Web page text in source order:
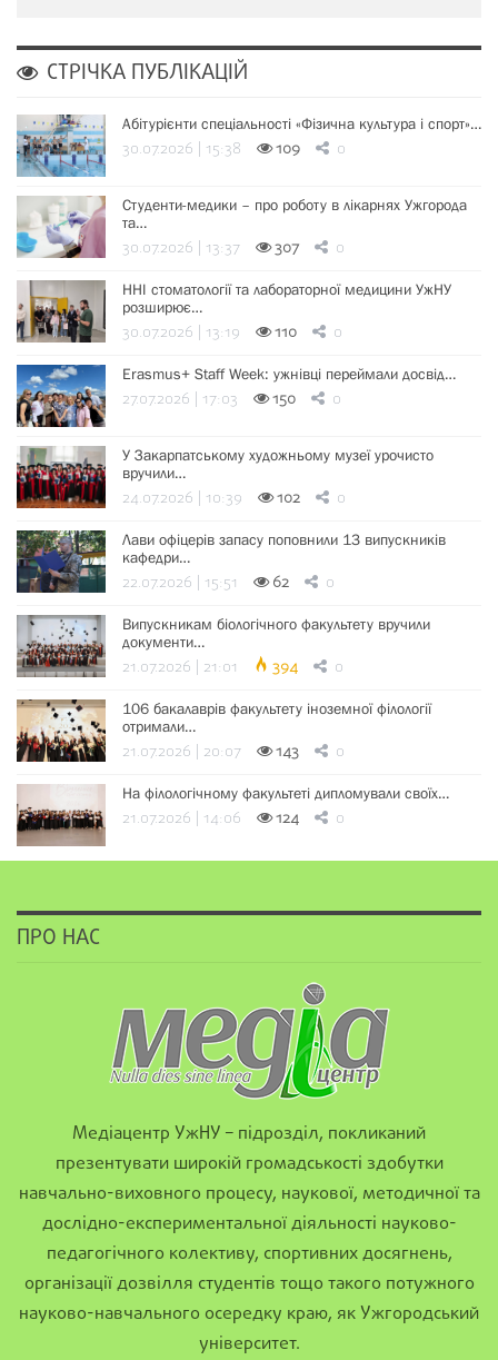
СТРІЧКА ПУБЛІКАЦІЙ
Абітурієнти спеціальності «Фізична культура і спорт»…
30.07.2026 | 15:38 109 0
Студенти-медики – про роботу в лікарнях Ужгорода
та…
30.07.2026 | 13:37 307 0
ННІ стоматології та лабораторної медицини УжНУ
розширює…
30.07.2026 | 13:19 110 0
Erasmus+ Staff Week: ужнівці переймали досвід…
27.07.2026 | 17:03 150 0
У Закарпатському художньому музеї урочисто
вручили…
24.07.2026 | 10:39 102 0
Лави офіцерів запасу поповнили 13 випускників
кафедри…
22.07.2026 | 15:51 62 0
Випускникам біологічного факультету вручили
документи…
21.07.2026 | 21:01 394 0
106 бакалаврів факультету іноземної філології
отримали…
21.07.2026 | 20:07 143 0
На філологічному факультеті дипломували своїх…
21.07.2026 | 14:06 124 0
ПРО НАС
Медіацентр УжНУ – підрозділ, покликаний
презентувати широкій громадськості здобутки
навчально-виховного процесу, наукової, методичної та
дослідно-експериментальної діяльності науково-
педагогічного колективу, спортивних досягнень,
організації дозвілля студентів тощо такого потужного
науково-навчального осередку краю, як Ужгородський
університет.